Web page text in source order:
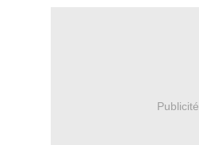
Publicité